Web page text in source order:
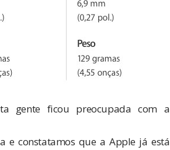
gente ficou preocupada com a
e constatamos que a Apple já está